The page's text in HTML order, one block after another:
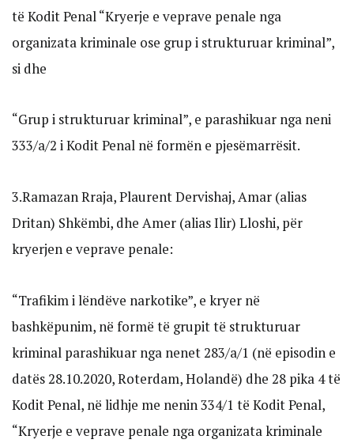
të Kodit Penal “Kryerje e veprave penale nga
organizata kriminale ose grup i strukturuar kriminal”,
si dhe
“Grup i strukturuar kriminal”, e parashikuar nga neni
333/a/2 i Kodit Penal në formën e pjesëmarrësit.
3.Ramazan Rraja, Plaurent Dervishaj, Amar (alias
Dritan) Shkëmbi, dhe Amer (alias Ilir) Lloshi, për
kryerjen e veprave penale:
“Trafikim i lëndëve narkotike”, e kryer në
bashkëpunim, në formë të grupit të strukturuar
kriminal parashikuar nga nenet 283/a/1 (në episodin e
datës 28.10.2020, Roterdam, Holandë) dhe 28 pika 4 të
Kodit Penal, në lidhje me nenin 334/1 të Kodit Penal,
“Kryerje e veprave penale nga organizata kriminale